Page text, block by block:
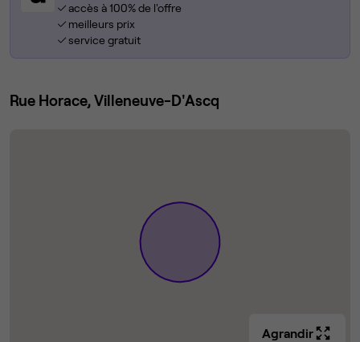
accès à 100% de l'offre
meilleurs prix
service gratuit
Rue Horace, Villeneuve-D'Ascq
Agrandir